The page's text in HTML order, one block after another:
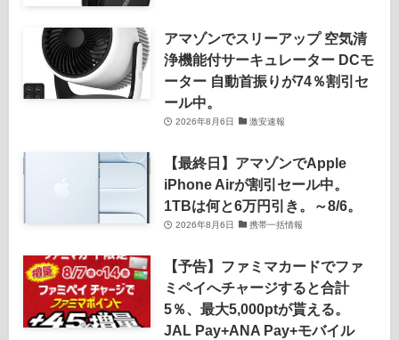
アマゾンでスリーアップ 空気清
浄機能付サーキュレーター DCモ
ーター 自動首振りが74％割引セ
ール中。
2026年8月6日 激安速報
【最終日】アマゾンでApple
iPhone Airが割引セール中。
1TBは何と6万円引き。～8/6。
2026年8月6日 携帯一括情報
【予告】ファミマカードでファ
ミペイへチャージすると合計
5％、最大5,000ptが貰える。
JAL Pay+ANA Pay+モバイル